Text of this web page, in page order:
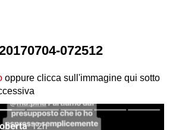
072512
oppure clicca sull'immagine qui sotto